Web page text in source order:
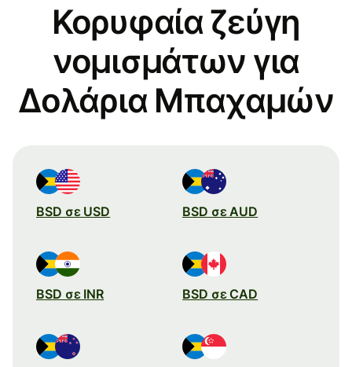
Κορυφαία ζεύγη
νομισμάτων για
Δολάρια Μπαχαμών
BSD σε USD BSD σε AUD
BSD σε INR BSD σε CAD